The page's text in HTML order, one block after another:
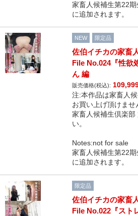
家畜人候補生第22
に追加されます。
NEW 限定品
佐伯イチカの家畜
File No.024『性欲
ん 編
販売価格(税込):
注:本作品は家畜人
お買い上げ頂けませ
家畜人候補生倶楽部
い。
Notes:not for sale
家畜人候補生第22
に追加されます。
限定品
佐伯イチカの家畜
File No.022『スト